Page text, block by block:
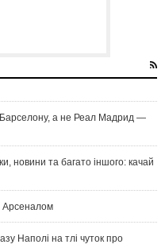
Барселону, а не Реал Мадрид —
новини та багато іншого: качай
Арсеналом
Наполі на тлі чуток про